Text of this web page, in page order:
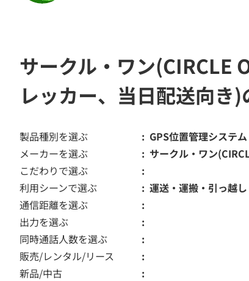
サークル・ワン(CIRCLE
レッカー、当日配送向き
製品種別を選ぶ
GPS位置管理システム
メーカーを選ぶ
サークル・ワン
こだわりで選ぶ
利用シーンで選ぶ
運送・運搬・引っ越
通信距離を選ぶ
出力を選ぶ
同時通話人数を選ぶ
販売/レンタル/リース
新品/中古